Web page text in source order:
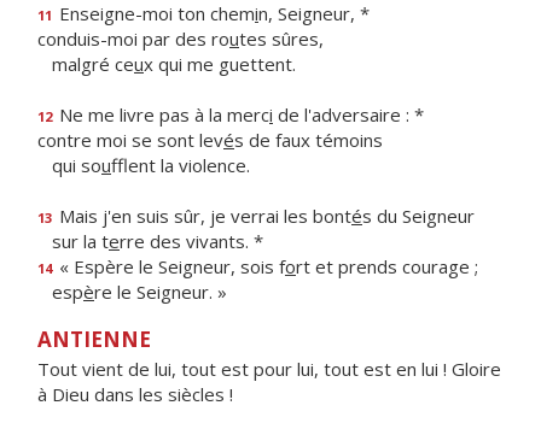
11 Enseigne-moi ton chemin, Seigneur, *
conduis-moi par des routes sûres,
malgré ceux qui me guettent.
12 Ne me livre pas à la merci de l'adversaire : *
contre moi se sont levés de faux témoins
qui soufflent la violence.
13 Mais j'en suis sûr, je verrai les bontés du Seigneur
sur la terre des vivants. *
14 « Espère le Seigneur, sois fort et prends courage ;
espère le Seigneur. »
ANTIENNE
Tout vient de lui, tout est pour lui, tout est en lui ! Gloire
à Dieu dans les siècles !